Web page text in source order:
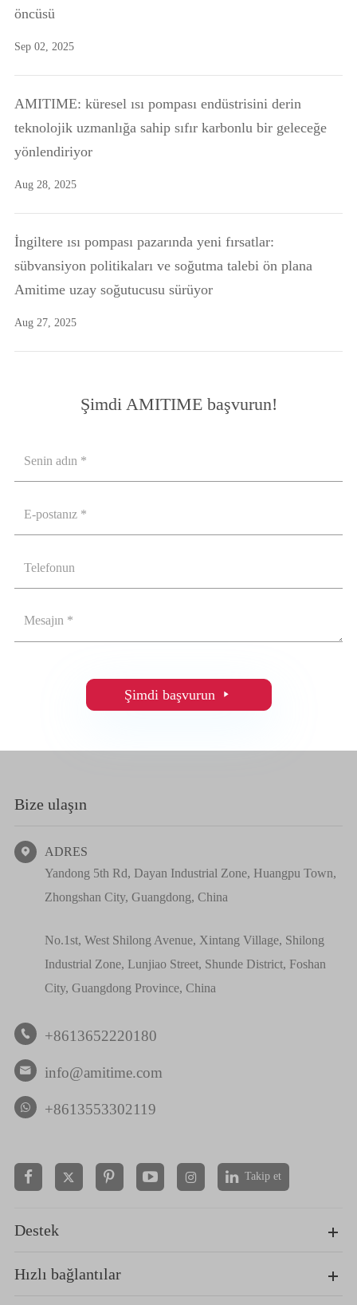
öncüsü
Sep 02, 2025
AMITIME: küresel ısı pompası endüstrisini derin
teknolojik uzmanlığa sahip sıfır karbonlu bir geleceğe
yönlendiriyor
Aug 28, 2025
İngiltere ısı pompası pazarında yeni fırsatlar:
sübvansiyon politikaları ve soğutma talebi ön plana
Amitime uzay soğutucusu sürüyor
Aug 27, 2025
Şimdi AMITIME başvurun!
Şimdi başvurun 
Bize ulaşın

ADRES
Yandong 5th Rd, Dayan Industrial Zone, Huangpu Town,
Zhongshan City, Guangdong, China
No.1st, West Shilong Avenue, Xintang Village, Shilong
Industrial Zone, Lunjiao Street, Shunde District, Foshan
City, Guangdong Province, China
 +8613652220180
 info@amitime.com
+8613553302119
  Takip et
Destek
Hızlı bağlantılar